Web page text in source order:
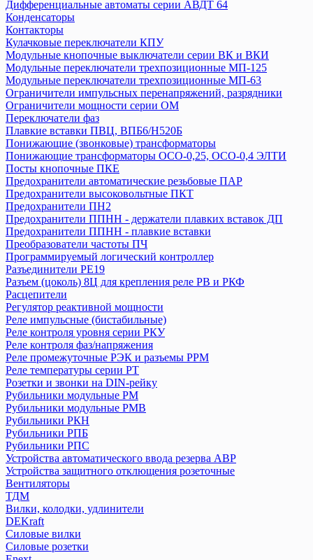
Расцепители
Реле
Розетки и звонки на DIN-рейку
Таймер
УЗО ВД1-63
ТДМ
Авт. выключатели ВА-87
Авт. выключатели ВА-88,комплектующие
Авт. выключатели ВА-89, комплектующие
Авт. выключатели ВА 47-29
Авт. выключатели ВА 47-60
Авт. выключатели ВА 47-63
Авт. выключатели ВА 60-26
Авт.выключатели ВА 47-29Б
Автоматические выключатели АП50Б
Автоматические выключатели ВА 47-125
Автоматический выключатель ВА 47-100
Аппараты управления по времени (таймеры, реле времени)
Блоки автоматического ввода резерва БАВР
Выключатели дифференциальные (УЗО) ВД1-63
Выключатели дифференциальные ВД63 (электронные)
Выключатели кнопочные ВКН, КЕ
Выключатели нагрузки (рубильники) в корпусе ВНК
Выключатели путевые и концевые КУ, ВК, ВПК
Выключатели-разъединители ВР32
Выключатели-разъединители с функцией защиты ПВР
Выключатель нагрузки (мини-рубильник) ВН-32
Выключатель пакетный ПВ
Держатели для плавких вставок ДПВ
Дифференциальные автоматы АД-2 и АД-4
Дифференциальные автоматы АД12
Дифференциальные автоматы серии АВДТ 32
Дифференциальные автоматы серии АВДТ 63
Дифференциальные автоматы серии АВДТ 64
Конденсаторы
Контакторы
Кулачковые переключатели КПУ
Дифференциальные автоматы серии АВДТ 64
Конденсаторы
Контакторы
Кулачковые переключатели КПУ
Модульные кнопочные выключатели серии ВК и ВКИ
Модульные переключатели трехпозиционные МП-125
Модульные переключатели трехпозиционные МП-63
Ограничители импульсных перенапряжений, разрядники
Ограничители мощности серии ОМ
Переключатели фаз
Плавкие вставки ПВЦ, ВПБ6/H520Б
Понижающие (звонковые) трансформаторы
Понижающие трансформаторы ОСО-0,25, ОСО-0,4 ЭЛТИ
Посты кнопочные ПКЕ
Предохранители автоматические резьбовые ПАР
Предохранители высоковольтные ПКТ
Предохранители ПН2
Предохранители ППНН - держатели плавких вставок ДП
Предохранители ППНН - плавкие вставки
Преобразователи частоты ПЧ
Программируемый логический контроллер
Разъединители РЕ19
Разъем (цоколь) 8Ц для крепления реле РВ и РКФ
Расцепители
Регулятор реактивной мощности
Реле импульсные (бистабильные)
Реле контроля уровня серии РКУ
Реле контроля фаз/напряжения
Реле промежуточные РЭК и разъемы РРМ
Реле температуры серии РТ
Розетки и звонки на DIN-рейку
Рубильники модульные РМ
Рубильники модульные РМВ
Рубильники РКН
Рубильники РПБ
Рубильники РПС
Устройства автоматического ввода резерва АВР
Устройства защитного отклющения розеточные
Вентиляторы
ТДМ
Вилки, колодки, удлинители
DEKraft
Силовые вилки
Силовые розетки